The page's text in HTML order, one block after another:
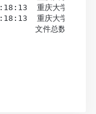
重庆大
重庆大
文件总数: